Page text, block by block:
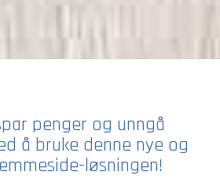
penger og unngå
å bruke denne nye og
løsningen!